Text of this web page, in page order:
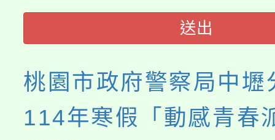
送出
桃園市政府警察局中壢
114年寒假「動感青春